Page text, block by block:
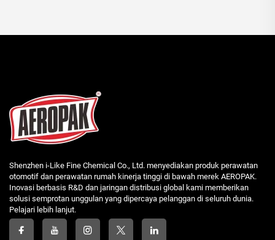
Shenzhen i-Like Fine Chemical Co., Ltd. menyediakan produk perawatan
otomotif dan perawatan rumah kinerja tinggi di bawah merek AEROPAK.
Inovasi berbasis R&D dan jaringan distribusi global kami memberikan
solusi semprotan unggulan yang dipercaya pelanggan di seluruh dunia.
Pelajari lebih lanjut.